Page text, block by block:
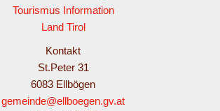
Tourismus Information
Land Tirol
Kontakt
St.Peter 31
6083 Ellbögen
gemeinde@ellboegen.gv.at